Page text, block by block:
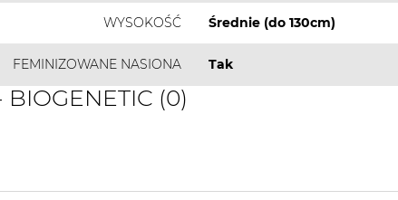
WYSOKOŚĆ Średnie (do 130cm)
FEMINIZOWANE NASIONA Tak
(0)